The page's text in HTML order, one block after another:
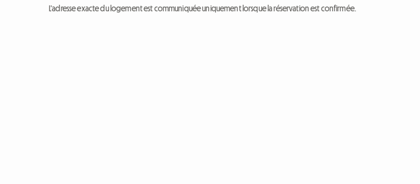
L'adresse exacte du logement est communiquée uniquement lorsque la réservation est confirmée.